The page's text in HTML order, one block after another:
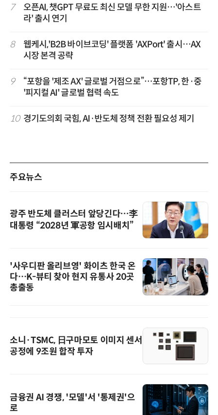
7
오픈AI, 챗GPT 무료도 최신 모델 무한 지원…'아스트
라' 출시 연기
8
웹케시,'B2B 바이브코딩' 플랫폼 'AXPort' 출시…AX
시장 본격 공략
9
“포항을 '제조 AX' 글로벌 거점으로”…포항TP, 한·중
'피지컬 AI' 글로벌 협력 속도
10 경기도의회 국힘, AI·반도체 정책 전환 필요성 제기
주요뉴스
광주 반도체 클러스터 앞당긴다…李
대통령 “2028년 軍공항 임시배치”
'사우디판 올리브영' 화이츠 한국 온
다…K-뷰티 찾아 현지 유통사 20곳
총출동
소니·TSMC, 日구마모토 이미지 센서
공정에 9조원 합작 투자
금융권 AI 경쟁, '모델'서 '통제권'으
로